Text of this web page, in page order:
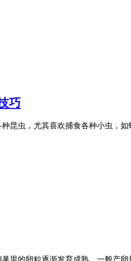
巧
昆虫，尤其喜欢捕食各种小虫，
里的卵粒逐渐发育成熟，一般产